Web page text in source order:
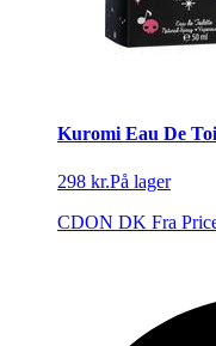
Kuromi Eau De
298 kr.På lager
CDON DK Fra